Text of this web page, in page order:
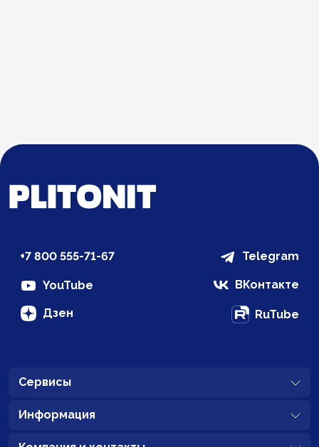
+7 800 555-71-67 Telegram
YouTube ВКонтакте
Дзен RuTube
Сервисы
Информация